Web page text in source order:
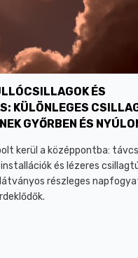
ÉS
KÜLÖNLEGES
GYŐRBEN ÉS
kerül a középpontba:
és lézeres
részleges